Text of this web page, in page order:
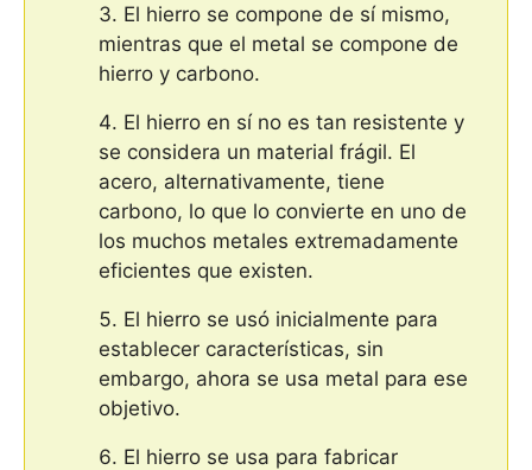
El hierro se compone de sí mismo,
mientras que el metal se compone de
hierro y carbono.
El hierro en sí no es tan resistente y
se considera un material frágil. El
acero, alternativamente, tiene
carbono, lo que lo convierte en uno de
los muchos metales extremadamente
eficientes que existen.
El hierro se usó inicialmente para
establecer características, sin
embargo, ahora se usa metal para ese
objetivo.
El hierro se usa para fabricar